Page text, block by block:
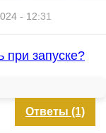
- 12:31
при запуске?
Ответы (1)